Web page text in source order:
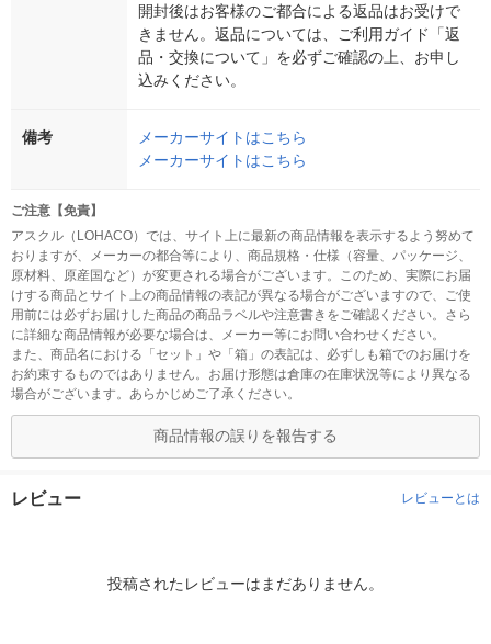
開封後はお客様のご都合による返品はお受けで
きません。返品については、ご利用ガイド「返
品・交換について」を必ずご確認の上、お申し
込みください。
備考
メーカーサイトはこちら
メーカーサイトはこちら
ご注意【免責】
アスクル（LOHACO）では、サイト上に最新の商品情報を表示するよう努めて
おりますが、メーカーの都合等により、商品規格・仕様（容量、パッケージ、
原材料、原産国など）が変更される場合がございます。このため、実際にお届
けする商品とサイト上の商品情報の表記が異なる場合がございますので、ご使
用前には必ずお届けした商品の商品ラベルや注意書きをご確認ください。さら
に詳細な商品情報が必要な場合は、メーカー等にお問い合わせください。
また、商品名における「セット」や「箱」の表記は、必ずしも箱でのお届けを
お約束するものではありません。お届け形態は倉庫の在庫状況等により異なる
場合がございます。あらかじめご了承ください。
商品情報の誤りを報告する
レビュー レビューとは
投稿されたレビューはまだありません。